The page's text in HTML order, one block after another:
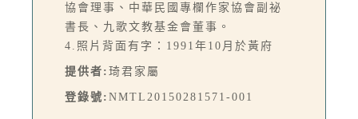
協會理事、中華民國專欄作家協會副祕
書長、九歌文教基金會董事。
4.照片背面有字：1991年10月於黃府
提供者: 琦君家屬
登錄號: NMTL20150281571-001